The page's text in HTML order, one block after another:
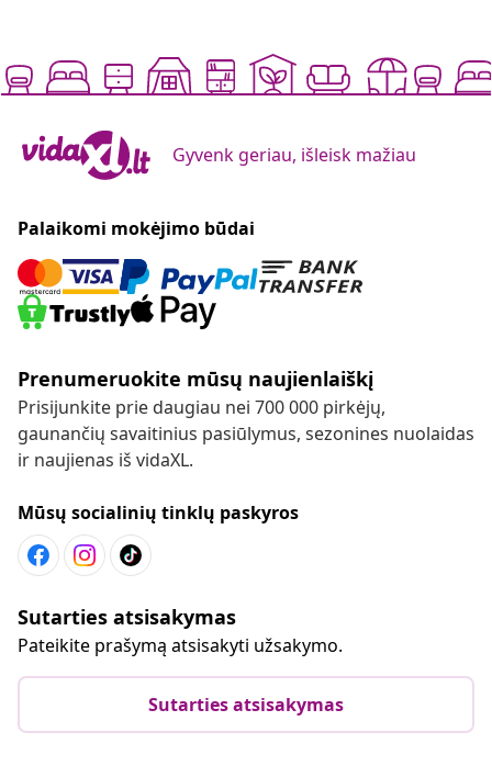
Gyvenk geriau, išleisk mažiau
Palaikomi mokėjimo būdai
Prenumeruokite mūsų naujienlaiškį
Prisijunkite prie daugiau nei 700 000 pirkėjų,
gaunančių savaitinius pasiūlymus, sezonines nuolaidas
ir naujienas iš vidaXL.
Mūsų socialinių tinklų paskyros
Sutarties atsisakymas
Pateikite prašymą atsisakyti užsakymo.
Sutarties atsisakymas